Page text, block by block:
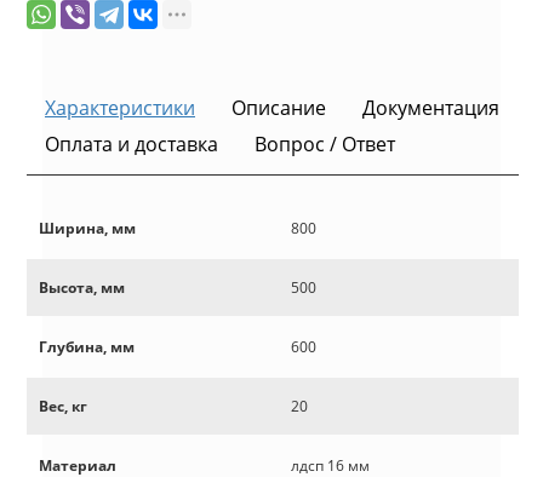
Характеристики Описание
Документация
Оплата и доставка
Вопрос / Ответ
Ширина, мм 800
Высота, мм 500
Глубина, мм 600
Вес, кг 20
Материал лдсп 16 мм